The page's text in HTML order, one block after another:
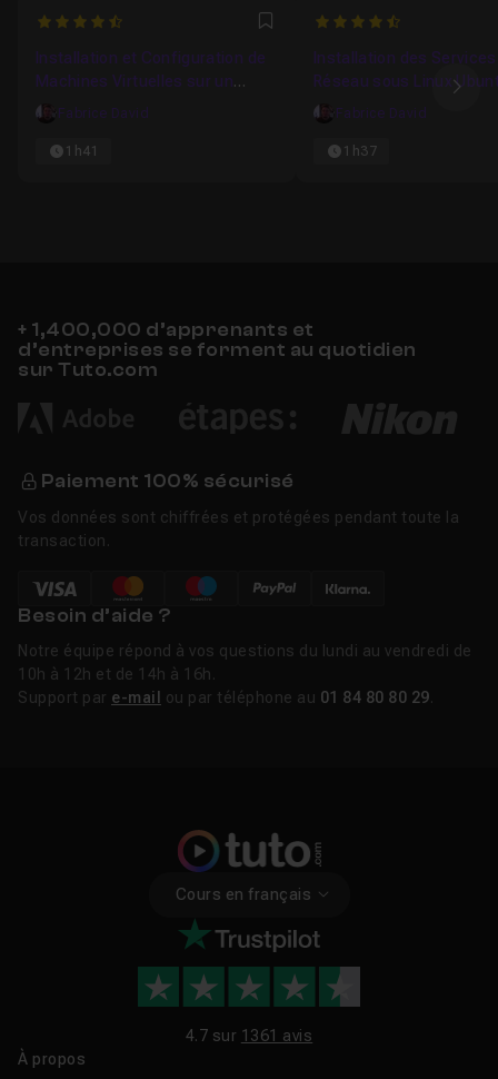
4.875 Favori
Installation et Configuration de
Machines Virtuelles sur un
Serveur Dédié sous VMware
Fabrice David
1h41
4.5
Installation des Services
Réseau sous Linux
Serveur
Fabrice David
1h37
+ 1,400,000 d’apprenants et
d’entreprises se forment au quotidien
sur Tuto.com
Paiement 100% sécurisé
Vos données sont chiffrées et protégées pendant toute la
transaction.
Besoin d’aide ?
Notre équipe répond à vos questions du lundi au vendredi de
10h à 12h et de 14h à 16h.
Support par e-mail ou par téléphone au 01 84 80 80 29
Cours en français
4.7 sur 1361 avis
À propos